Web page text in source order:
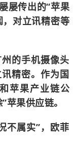
屡传出的“苹果
，对立讯精密等
的手机摄像头
精密。作为国
苹果产业链公
果供应链。
不属实”，欧菲